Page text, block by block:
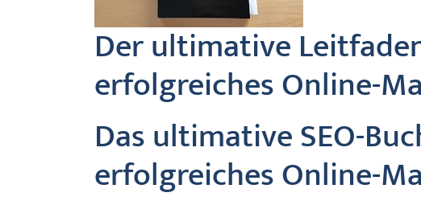
Der ultimative
erfolgreiches Online-
Das ultimative SEO-
erfolgreiches Online-